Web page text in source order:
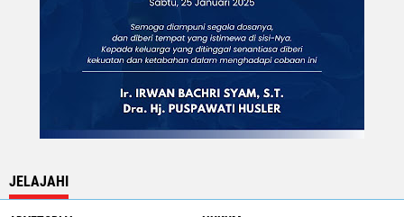
JELAJAHI